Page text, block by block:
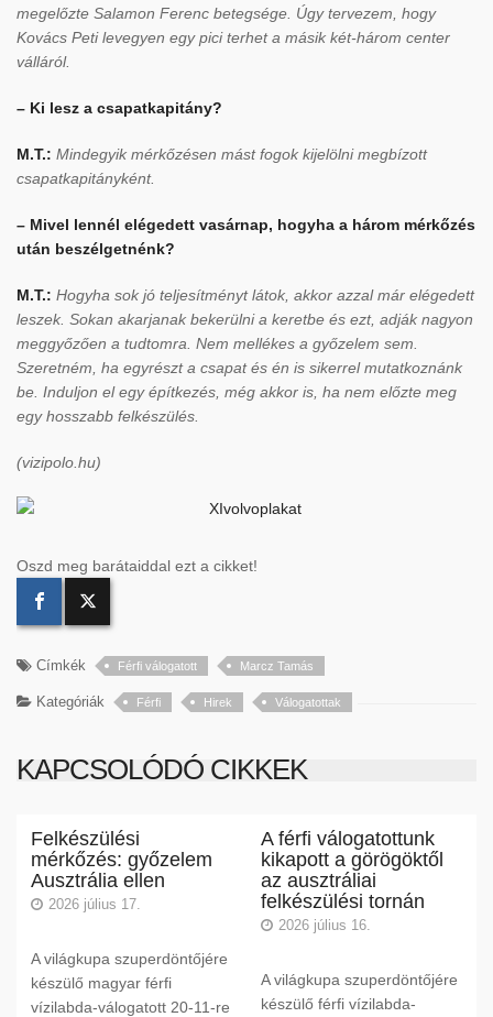
megelőzte Salamon Ferenc betegsége. Úgy tervezem, hogy
Kovács Peti levegyen egy pici terhet a másik két-három center
válláról.
– Ki lesz a csapatkapitány?
M.T.: Mindegyik mérkőzésen mást fogok kijelölni megbízott
csapatkapitányként.
– Mivel lennél elégedett vasárnap, hogyha a három mérkőzés
után beszélgetnénk?
M.T.: Hogyha sok jó teljesítményt látok, akkor azzal már elégedett
leszek. Sokan akarjanak bekerülni a keretbe és ezt, adják nagyon
meggyőzően a tudtomra. Nem mellékes a győzelem sem.
Szeretném, ha egyrészt a csapat és én is sikerrel mutatkoznánk
be. Induljon el egy építkezés, még akkor is, ha nem előzte meg
egy hosszabb felkészülés.
(vizipolo.hu)
Oszd meg barátaiddal ezt a cikket!
Címkék Férfi válogatott Marcz Tamás
Kategóriák Férfi Hirek Válogatottak
KAPCSOLÓDÓ CIKKEK
Felkészülési
mérkőzés: győzelem
Ausztrália ellen
2026 július 17.
A világkupa szuperdöntőjére
készülő magyar férfi
vízilabda-válogatott 20-11-re
A férfi válogatottunk
kikapott a görögöktől
az ausztráliai
felkészülési tornán
2026 július 16.
A világkupa szuperdöntőjére
készülő férfi vízilabda-